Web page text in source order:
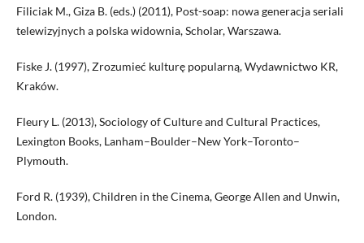
Filiciak M., Giza B. (eds.) (2011), Post-soap: nowa generacja seriali
telewizyjnych a polska widownia, Scholar, Warszawa.
Fiske J. (1997), Zrozumieć kulturę popularną, Wydawnictwo KR,
Kraków.
Fleury L. (2013), Sociology of Culture and Cultural Practices,
Lexington Books, Lanham–Boulder–New York–Toronto–
Plymouth.
Ford R. (1939), Children in the Cinema, George Allen and Unwin,
London.